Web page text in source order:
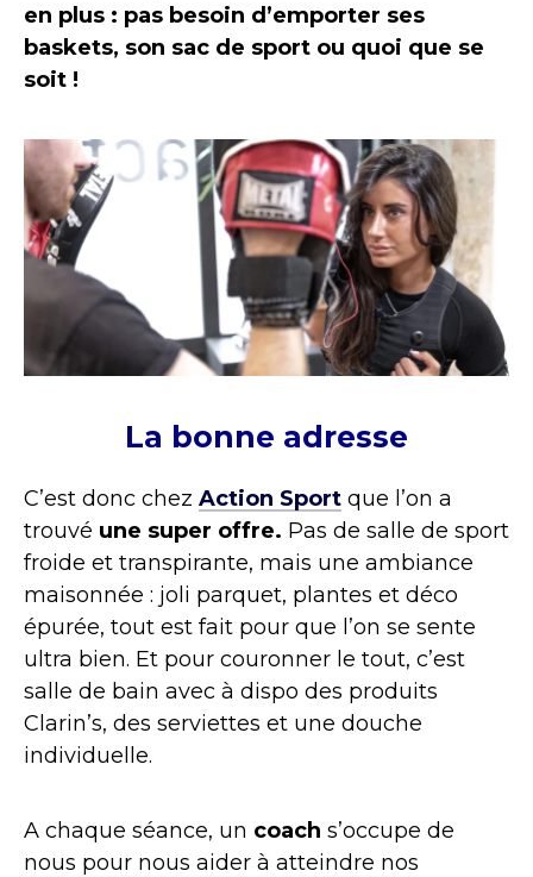
en plus : pas besoin d’emporter ses
baskets, son sac de sport ou quoi que se
soit !
La bonne adresse
C’est donc chez Action Sport que l’on a
trouvé une super offre. Pas de salle de sport
froide et transpirante, mais une ambiance
maisonnée : joli parquet, plantes et déco
épurée, tout est fait pour que l’on se sente
ultra bien. Et pour couronner le tout, c’est
salle de bain avec à dispo des produits
Clarin’s, des serviettes et une douche
individuelle.
A chaque séance, un coach s’occupe de
nous pour nous aider à atteindre nos